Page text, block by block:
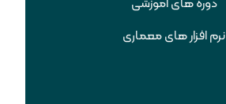
نرم افزار های معماری